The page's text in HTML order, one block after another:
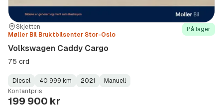
Sted:
Skjetten
Forhandler:
Møller Bil Bruktbilsenter Stor-Oslo
På lager
Volkswagen Caddy Cargo
75 crd
Fuel
Type:
Diesel
Kilometerstand:
40 999 km
Model
Year:
2021
Gearbox
Type:
Manuell
Kontantpris
199 900 kr